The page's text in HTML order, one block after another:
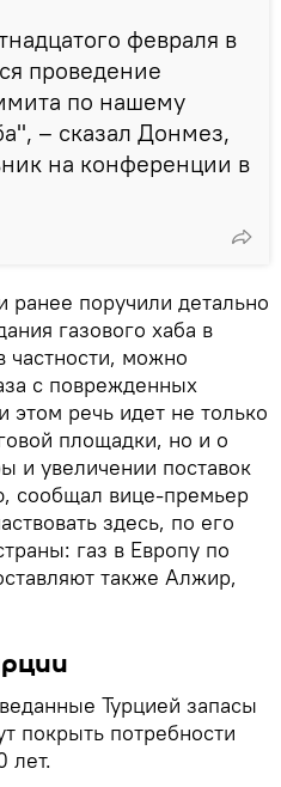
февраля в
проведение
по нашему
– сказал Донмез,
на конференции в
поручили детально
газового хаба в
частности, можно
с поврежденных
речь идет не только
площадки, но и о
и увеличении поставок
сообщал вице-премьер
здесь, по его
газ в Европу по
также Алжир,
Турцией запасы
покрыть потребности
лет.